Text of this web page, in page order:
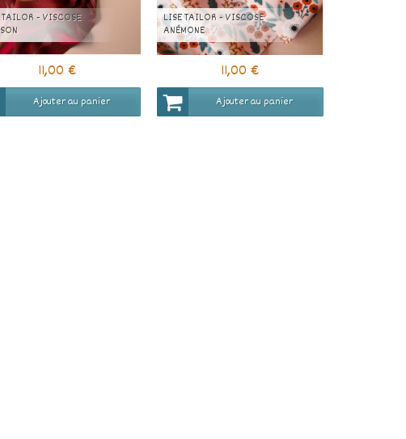
- VISCOSE
11,00 €
Ajouter au panier
LISE TAILOR - VISCOSE
ANÉMONE
11,00 €
Ajouter au panier